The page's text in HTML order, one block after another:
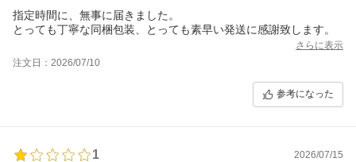
指定時間に、無事に届きました。
とっても丁寧な同梱包装、とっても素早い発送に感謝致します。
さらに表示
注文日：2026/07/10
参考になった
1
2026/07/15